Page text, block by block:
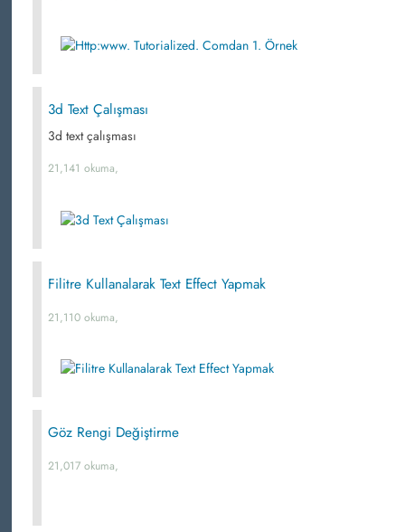
3d Text Çalışması
3d text çalışması
21,141 okuma,
Filitre Kullanalarak Text Effect Yapmak
21,110 okuma,
Göz Rengi Değiştirme
21,017 okuma,